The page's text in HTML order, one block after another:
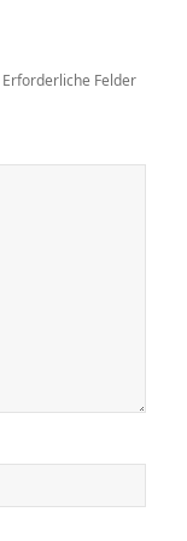
Erforderliche Felder